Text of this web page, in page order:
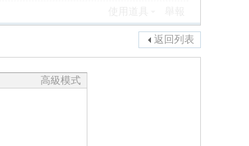
返回列表
高級模式